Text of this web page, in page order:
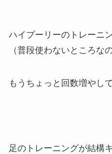
ハイプーリーのトレーニ
（普段使わないところなの
もうちょっと回数増やし
足のトレーニングが結構キ